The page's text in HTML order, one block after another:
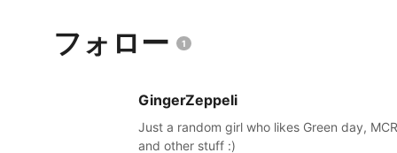
フォロー 1
GingerZeppeli
Just a random girl who likes Green day, MCR
and other stuff :)